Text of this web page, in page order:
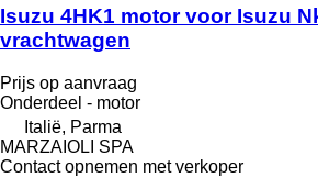
Isuzu 4HK1 motor voor Isuzu
vrachtwagen
Prijs op aanvraag
Onderdeel - motor
Italië, Parma
MARZAIOLI SPA
Contact opnemen met verkoper